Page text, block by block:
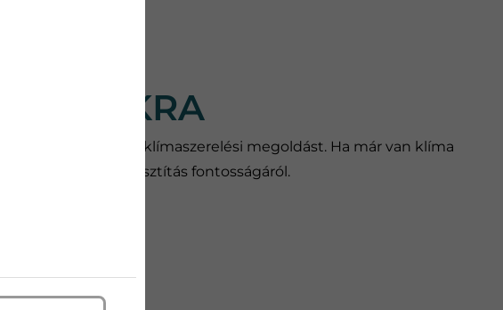
a legjobb klímaszerelési megoldást. Ha már van klíma
klíma tisztítás fontosságáról.